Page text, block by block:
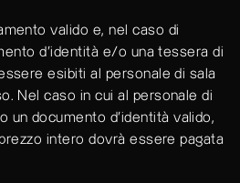
valido e, nel caso di
d'identità e/o una tessera di
esibiti al personale di sala
Nel caso in cui al personale di
un documento d'identità valido,
intero dovrà essere pagata